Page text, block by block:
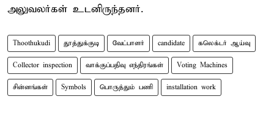
அலுவலர்கள் உடனிருந்தனர்.
Thoothukudi தூத்துக்குடி வேட்பாளர் candidate கலெக்டர் ஆய்வு
Collector inspection வாக்குப்பதிவு எந்திரங்கள் Voting Machines
சின்னங்கள் Symbols பொருத்தும் பணி installation work